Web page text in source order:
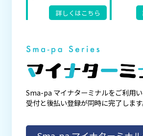
詳しくはこちら
Sma-pa マイナターミナルをご利用い
受付と後払い登録が同時に完了します